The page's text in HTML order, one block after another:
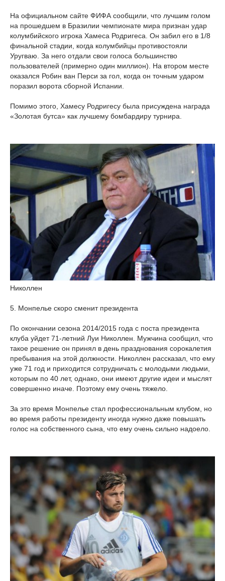
На официальном сайте ФИФА сообщили, что лучшим голом
на прошедшем в Бразилии чемпионате мира признан удар
колумбийского игрока Хамеса Родригеса. Он забил его в 1/8
финальной стадии, когда колумбийцы противостояли
Уругваю. За него отдали свои голоса большинство
пользователей (примерно один миллион). На втором месте
оказался Робин ван Перси за гол, когда он точным ударом
поразил ворота сборной Испании.
Помимо этого, Хамесу Родригесу была присуждена награда
«Золотая бутса» как лучшему бомбардиру турнира.
Николлен
5. Монпелье скоро сменит президента
По окончании сезона 2014/2015 года с поста президента
клуба уйдет 71-летний Луи Николлен. Мужчина сообщил, что
такое решение он принял в день празднования сорокалетия
пребывания на этой должности. Николлен рассказал, что ему
уже 71 год и приходится сотрудничать с молодыми людьми,
которым по 40 лет, однако, они имеют другие идеи и мыслят
совершенно иначе. Поэтому ему очень тяжело.
За это время Монпелье стал профессиональным клубом, но
во время работы президенту иногда нужно даже повышать
голос на собственного сына, что ему очень сильно надоело.